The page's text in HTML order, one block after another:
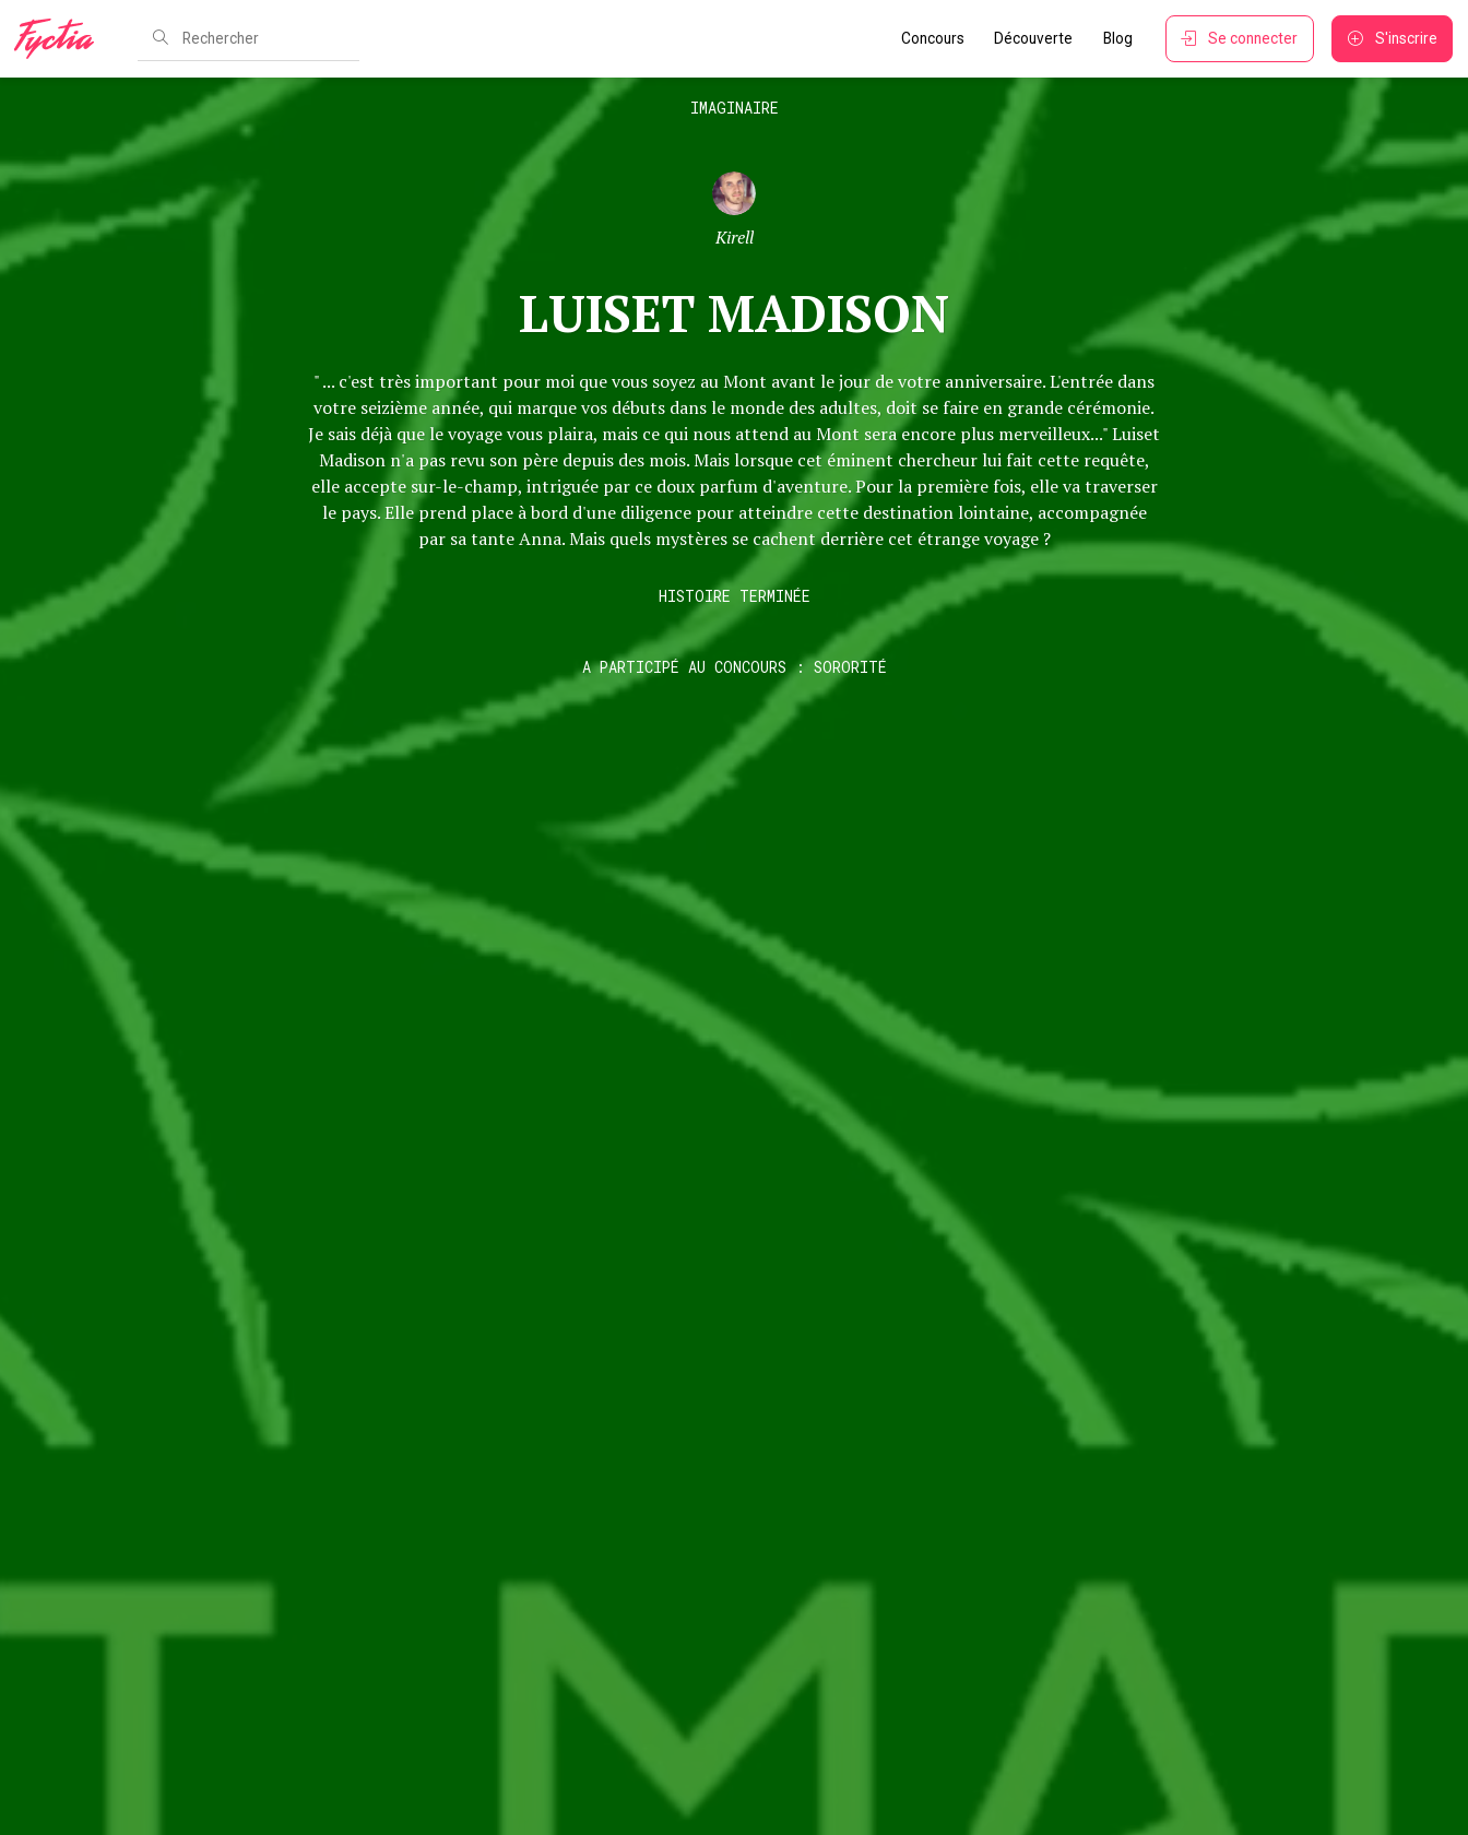
Concours Découverte Blog S'inscrire
Se connecter
IMAGINAIRE
Kirell
LUISET MADISON
" ... c'est très important pour moi que vous soyez au Mont avant le jour de votre anniversaire. L'entrée dans
votre seizième année, qui marque vos débuts dans le monde des adultes, doit se faire en grande cérémonie.
Je sais déjà que le voyage vous plaira, mais ce qui nous attend au Mont sera encore plus merveilleux..." Luiset
Madison n'a pas revu son père depuis des mois. Mais lorsque cet éminent chercheur lui fait cette requête,
elle accepte sur-le-champ, intriguée par ce doux parfum d'aventure. Pour la première fois, elle va traverser
le pays. Elle prend place à bord d'une diligence pour atteindre cette destination lointaine, accompagnée
par sa tante Anna. Mais quels mystères se cachent derrière cet étrange voyage ?
HISTOIRE TERMINÉE
A PARTICIPÉ AU CONCOURS : SORORITÉ